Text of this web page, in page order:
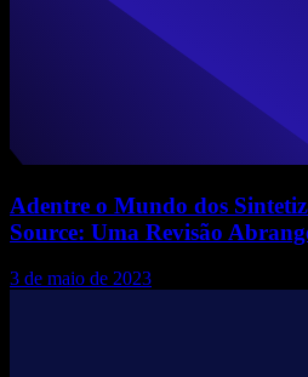
Adentre o Mundo dos
Source: Uma Revisão
3 de maio de 2023